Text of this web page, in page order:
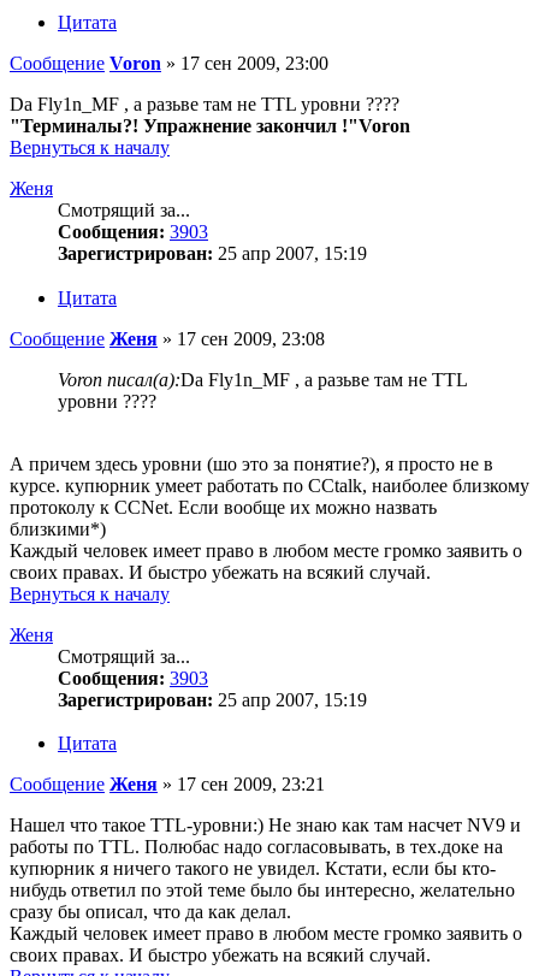
Цитата
Сообщение Voron » 17 сен 2009, 23:00
Da Fly1n_MF , а разьве там не TTL уровни ????
"Терминалы?! Упражнение закончил !"Voron
Вернуться к началу
Женя
Смотрящий за...
Сообщения: 3903
Зарегистрирован: 25 апр 2007, 15:19
Цитата
Сообщение Женя » 17 сен 2009, 23:08
Voron писал(а):Da Fly1n_MF , а разьве там не TTL
уровни ????
А причем здесь уровни (шо это за понятие?), я просто не в
курсе. купюрник умеет работать по ССtalk, наиболее близкому
протоколу к CCNet. Если вообще их можно назвать
близкими*)
Каждый человек имеет право в любом месте громко заявить о
своих правах. И быстро убежать на всякий случай.
Вернуться к началу
Женя
Смотрящий за...
Сообщения: 3903
Зарегистрирован: 25 апр 2007, 15:19
Цитата
Сообщение Женя » 17 сен 2009, 23:21
Нашел что такое TTL-уровни:) Не знаю как там насчет NV9 и
работы по TTL. Полюбас надо согласовывать, в тех.доке на
купюрник я ничего такого не увидел. Кстати, если бы кто-
нибудь ответил по этой теме было бы интересно, желательно
сразу бы описал, что да как делал.
Каждый человек имеет право в любом месте громко заявить о
своих правах. И быстро убежать на всякий случай.